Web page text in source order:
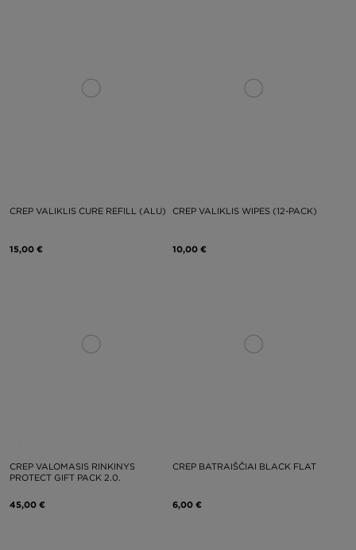
CREP VALIKLIS CURE REFILL (ALU)
15,00 €
CREP VALIKLIS WIPES (12-PACK)
10,00 €
CREP VALOMASIS RINKINYS
PROTECT GIFT PACK 2.0.
45,00 €
CREP BATRAIŠČIAI BLACK FLAT
6,00 €